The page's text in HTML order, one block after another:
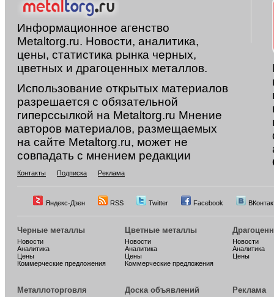
Информационное агенство
Metaltorg.ru. Новости, аналитика,
цены, статистика рынка черных,
цветных и драгоценных металлов.
Использование открытых материалов
разрешается с обязательной
гиперссылкой на Metaltorg.ru Мнение
авторов материалов, размещаемых
на сайте Metaltorg.ru, может не
совпадать с мнением редакции
Контакты Подписка Реклама
Яндекс-Дзен RSS Twitter Facebook
Черные металлы
Новости
Аналитика
Цены
Коммерческие предложения
Цветные металлы
Новости
Аналитика
Цены
Коммерческие предложения
Новости
Аналитика
Цены
Металлоторговля Доска объявлений Реклама